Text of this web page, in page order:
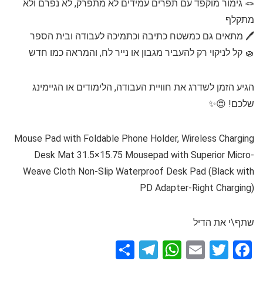
🪢 גימור מוקפד עם תפרים עמידים לא מתפרק, לא נפרם ולא
מתקלף
🖊️ מתאים גם כמשטח כתיבה וכתמיכה לעבודה ובית הספר
🧽 קל לניקוי רק להעביר מגבון או נייר לח, והמראה כמו חדש
הגיע הזמן לשדרג את חוויית העבודה, הלימודים או הגיימינג
שלכם! 😍✨
Mouse Pad with Foldable Phone Holder, Wireless Charging
Desk Mat 31.5×15.75 Mousepad with Superior Micro-
Weave Cloth Non-Slip Waterproof Desk Pad (Black with
PD Adapter-Right Charging)
שתף\י את הדיל
F
T
E
W
T